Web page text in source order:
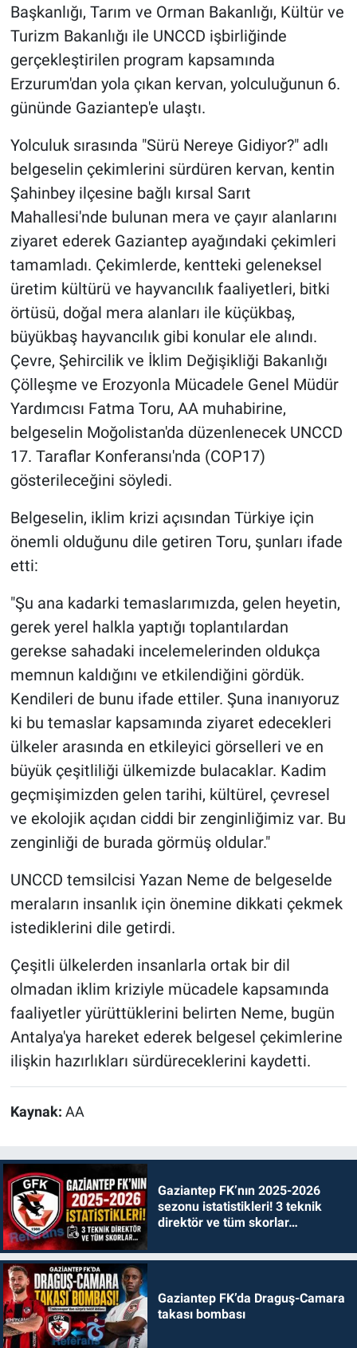
Başkanlığı, Tarım ve Orman Bakanlığı, Kültür ve
Turizm Bakanlığı ile UNCCD işbirliğinde
gerçekleştirilen program kapsamında
Erzurum'dan yola çıkan kervan, yolculuğunun 6.
gününde Gaziantep'e ulaştı.
Yolculuk sırasında "Sürü Nereye Gidiyor?" adlı
belgeselin çekimlerini sürdüren kervan, kentin
Şahinbey ilçesine bağlı kırsal Sarıt
Mahallesi'nde bulunan mera ve çayır alanlarını
ziyaret ederek Gaziantep ayağındaki çekimleri
tamamladı. Çekimlerde, kentteki geleneksel
üretim kültürü ve hayvancılık faaliyetleri, bitki
örtüsü, doğal mera alanları ile küçükbaş,
büyükbaş hayvancılık gibi konular ele alındı.
Çevre, Şehircilik ve İklim Değişikliği Bakanlığı
Çölleşme ve Erozyonla Mücadele Genel Müdür
Yardımcısı Fatma Toru, AA muhabirine,
belgeselin Moğolistan'da düzenlenecek UNCCD
17. Taraflar Konferansı'nda (COP17)
gösterileceğini söyledi.
Belgeselin, iklim krizi açısından Türkiye için
önemli olduğunu dile getiren Toru, şunları ifade
etti:
"Şu ana kadarki temaslarımızda, gelen heyetin,
gerek yerel halkla yaptığı toplantılardan
gerekse sahadaki incelemelerinden oldukça
memnun kaldığını ve etkilendiğini gördük.
Kendileri de bunu ifade ettiler. Şuna inanıyoruz
ki bu temaslar kapsamında ziyaret edecekleri
ülkeler arasında en etkileyici görselleri ve en
büyük çeşitliliği ülkemizde bulacaklar. Kadim
geçmişimizden gelen tarihi, kültürel, çevresel
ve ekolojik açıdan ciddi bir zenginliğimiz var. Bu
zenginliği de burada görmüş oldular."
UNCCD temsilcisi Yazan Neme de belgeselde
meraların insanlık için önemine dikkati çekmek
istediklerini dile getirdi.
Çeşitli ülkelerden insanlarla ortak bir dil
olmadan iklim kriziyle mücadele kapsamında
faaliyetler yürüttüklerini belirten Neme, bugün
Antalya'ya hareket ederek belgesel çekimlerine
ilişkin hazırlıkları sürdüreceklerini kaydetti.
Kaynak: AA
Gaziantep FK’nın 2025-2026
sezonu istatistikleri! 3 teknik
direktör ve tüm skorlar…
Gaziantep FK’da Draguş-Camara
takası bombası